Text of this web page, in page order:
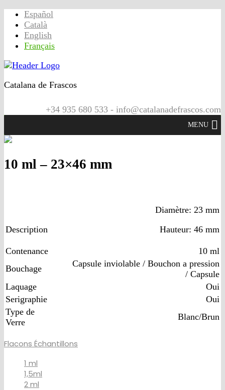
Español
Català
English
Français
Catalana de Frascos
+34 935 680 533 - info@catalanadefrascos.com
MENU
10 ml – 23×46 mm
Description
Diamètre: 23 mm
Hauteur: 46 mm
Contenance
10 ml
Bouchage
Capsule inviolable / Bouchon a pression
/ Capsule
Laquage
Oui
Serigraphie
Oui
Type de
Verre
Blanc/Brun
Flacons Échantillons
1 ml
1,5ml
2 ml